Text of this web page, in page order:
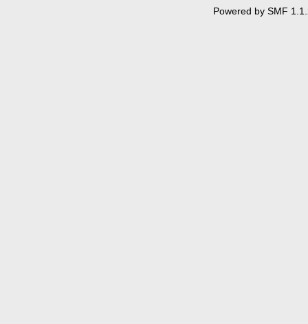
Powered by SMF